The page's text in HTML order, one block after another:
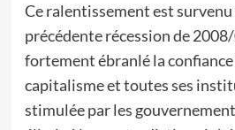
Ce ralentissement est survenu
précédente récession de
fortement ébranlé la
capitalisme et toutes ses
stimulée par les